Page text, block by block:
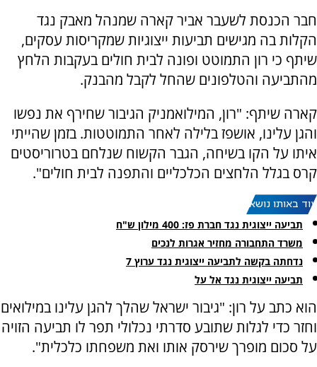
חבר הכנסת לשעבר אביר קארה שמנהל מאבק נגד
הקלות בה מגישים תביעות ייצוגיות שמקריסות עסקים,
שיתף כי רון התמוטט ופונה לבית חולים בעקבות הלחץ
מהתביעה והטלפונים שהחל לקבל מהבנק.
קארה שיתף: "רון, המילואמניק הגיבור שחירף את נפשו
והגן עלינו, אושפז בלילה לאחר התמוטטות. בזמן שהייתי
איתו על הקו בשיחה, הגבר הקשוח שנלחם בטרוריסטים
קרס בגלל הלחצים הכלכליים והתפנה לבית חולים".
עוד באותו נושא:
תביעה ייצוגית נגד חברת פז: 400 מילון ש"ח
משרד התחבורה מחזיר אגרות לנכים
נדחתה בקשה לתביעה ייצוגית נגד ערוץ 7
תביעה ייצוגית נגד אל על
הוא כתב על רון: "גיבור ישראל שהלך להגן עלינו במילואים
וחזר כדי לגלות שתובע סדרתי נכלולי תפר לו תביעה הזויה
על סכום מופרך שירסק אותו ואת משפחתו כלכלית".